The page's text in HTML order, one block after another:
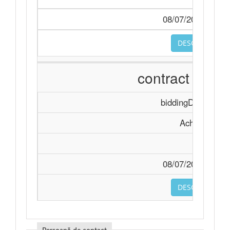
08/07/2026 16:19
DESCARCA
contract
biddingDocuments
Achiziție
08/07/2026 16:19
DESCARCA